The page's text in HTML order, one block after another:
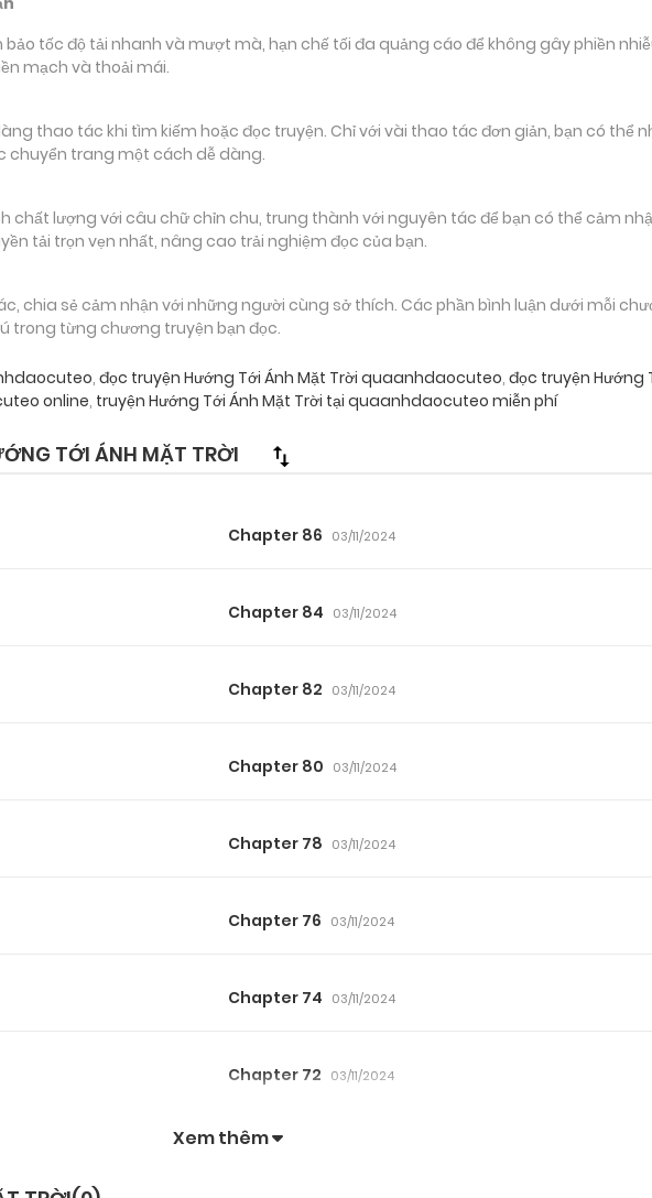
tốc độ tải nhanh và mượt mà, hạn chế tối đa quảng cáo để không gây phiền
mạch và thoải mái.
thao tác khi tìm kiếm hoặc đọc truyện. Chỉ với vài thao tác đơn giản, bạn có thể
chuyển trang một cách dễ dàng.
lượng với câu chữ chỉn chu, trung thành với nguyên tác để bạn có thể cảm
tải trọn vẹn nhất, nâng cao trải nghiệm đọc của bạn.
chia sẻ cảm nhận với những người cùng sở thích. Các phần bình luận dưới mỗi
trong từng chương truyện bạn đọc.
, đọc truyện Hướng Tới Ánh Mặt Trời quaanhdaocuteo, đọc truyện Hướng
online, truyện Hướng Tới Ánh Mặt Trời tại quaanhdaocuteo miễn phí
TỚI ÁNH MẶT TRỜI
Chapter 86 03/11/2024
Chapter 84 03/11/2024
Chapter 82 03/11/2024
Chapter 80 03/11/2024
Chapter 78 03/11/2024
Chapter 76 03/11/2024
Chapter 74 03/11/2024
Chapter 72 03/11/2024
Xem thêm